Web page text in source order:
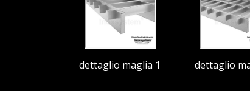
dettaglio maglia 1 dettaglio